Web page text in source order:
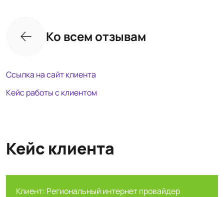
Ко всем отзывам
Ссылка на сайт клиента
Кейс работы с клиентом
Кейс клиента
Клиент: Региональный интернет провайдер